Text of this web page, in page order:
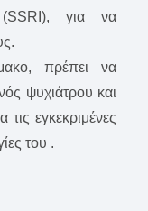
(SSRI), για να
πρέπει να
ψυχιάτρου και
τις εγκεκριμένες
του .